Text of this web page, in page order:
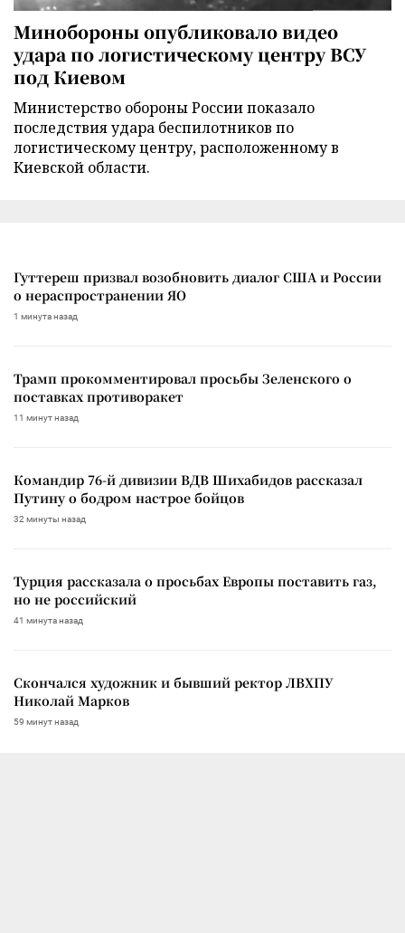
Минобороны опубликовало видео
удара по логистическому центру ВСУ
под Киевом
Министерство обороны России показало
последствия удара беспилотников по
логистическому центру, расположенному в
Киевской области.
Гуттереш призвал возобновить диалог США и России
о нераспространении ЯО
1 минута назад
Трамп прокомментировал просьбы Зеленского о
поставках противоракет
11 минут назад
Командир 76-й дивизии ВДВ Шихабидов рассказал
Путину о бодром настрое бойцов
32 минуты назад
Турция рассказала о просьбах Европы поставить газ,
но не российский
41 минута назад
Скончался художник и бывший ректор ЛВХПУ
Николай Марков
59 минут назад